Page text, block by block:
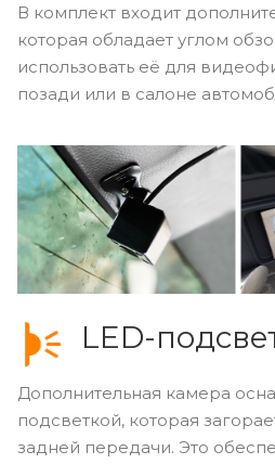
В комплект входит
которая обладает углом
использовать её для
позади или в салоне
LED-
Дополнительная камера
подсветкой, которая
задней передачи. Это